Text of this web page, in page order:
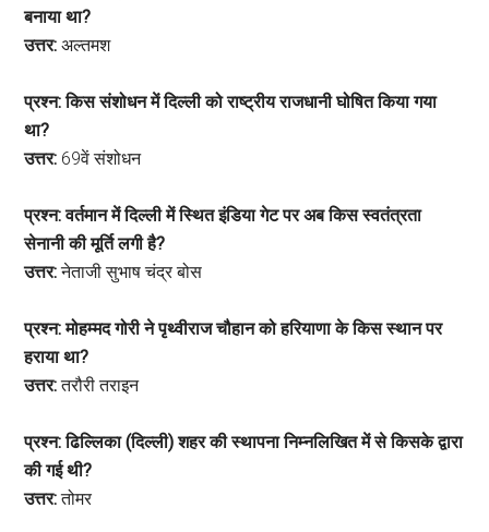
बनाया था?
उत्तर: अल्तमश
प्रश्न: किस संशोधन में दिल्ली को राष्ट्रीय राजधानी घोषित किया गया
था?
उत्तर: 69वें संशोधन
प्रश्न: वर्तमान में दिल्ली में स्थित इंडिया गेट पर अब किस स्वतंत्रता
सेनानी की मूर्ति लगी है?
उत्तर:नेताजी सुभाष चंद्र बोस
प्रश्न: मोहम्मद गोरी ने पृथ्वीराज चौहान को हरियाणा के किस स्थान पर
हराया था?
उत्तर:तरौरी तराइन
प्रश्न: ढिल्लिका (दिल्ली) शहर की स्थापना निम्नलिखित में से किसके द्वारा
की गई थी?
उत्तर:तोमर